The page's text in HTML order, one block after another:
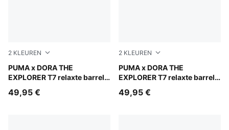
2 KLEUREN
PUMA x DORA THE
EXPLORER T7 relaxte barrel
Mauve Glow
49,95 €
2 KLEUREN
PUMA x DORA THE
EXPLORER T7 relaxte barrel
Chambray Blue
49,95 €